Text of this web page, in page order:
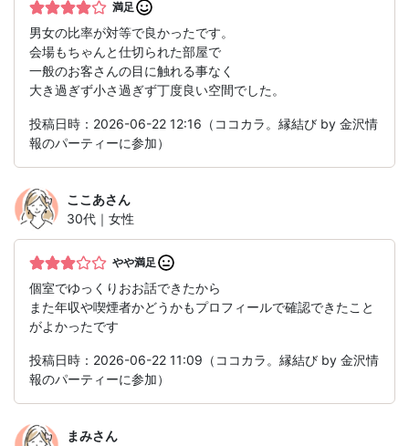
満足
男女の比率が対等で良かったです。
会場もちゃんと仕切られた部屋で
一般のお客さんの目に触れる事なく
大き過ぎず小さ過ぎず丁度良い空間でした。
投稿日時：2026-06-22 12:16（ココカラ。縁結び by 金沢情
報のパーティーに参加）
ここあさん
30代｜女性
やや満足
個室でゆっくりおお話できたから
また年収や喫煙者かどうかもプロフィールで確認できたこと
がよかったです
投稿日時：2026-06-22 11:09（ココカラ。縁結び by 金沢情
報のパーティーに参加）
まみさん